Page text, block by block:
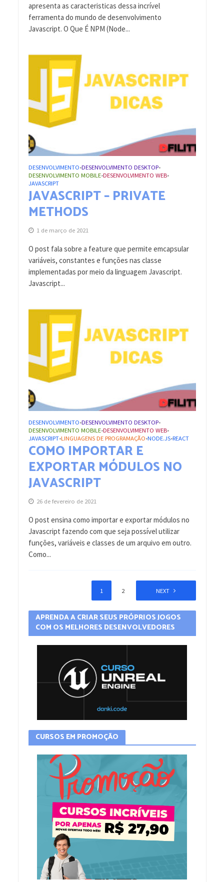
apresenta as caracteristicas dessa incrível
ferramenta do mundo de desenvolvimento
Javascript. O Que É NPM (Node...
DESENVOLVIMENTO•DESENVOLVIMENTO DESKTOP•
DESENVOLVIMENTO MOBILE•DESENVOLVIMENTO WEB•
JAVASCRIPT
JAVASCRIPT – PRIVATE
METHODS
1 de março de 2021
O post fala sobre a feature que permite emcapsular
variáveis, constantes e funções nas classe
implementadas por meio da linguagem Javascript.
Javascript...
DESENVOLVIMENTO•DESENVOLVIMENTO DESKTOP•
DESENVOLVIMENTO MOBILE•DESENVOLVIMENTO WEB•
JAVASCRIPT•LINGUAGENS DE PROGRAMAÇÃO•NODE.JS•REACT
COMO IMPORTAR E
EXPORTAR MÓDULOS NO
JAVASCRIPT
26 de fevereiro de 2021
O post ensina como importar e exportar módulos no
Javascript fazendo com que seja possível utilizar
funções, variáveis e classes de um arquivo em outro.
Como...
1 2 NEXT
APRENDA A CRIAR SEUS PRÓPRIOS JOGOS
COM OS MELHORES DESENVOLVEDORES
CURSOS EM PROMOÇÃO